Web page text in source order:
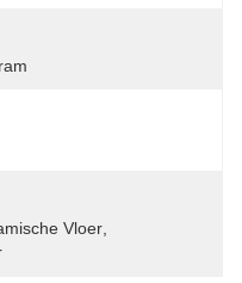
Vloer